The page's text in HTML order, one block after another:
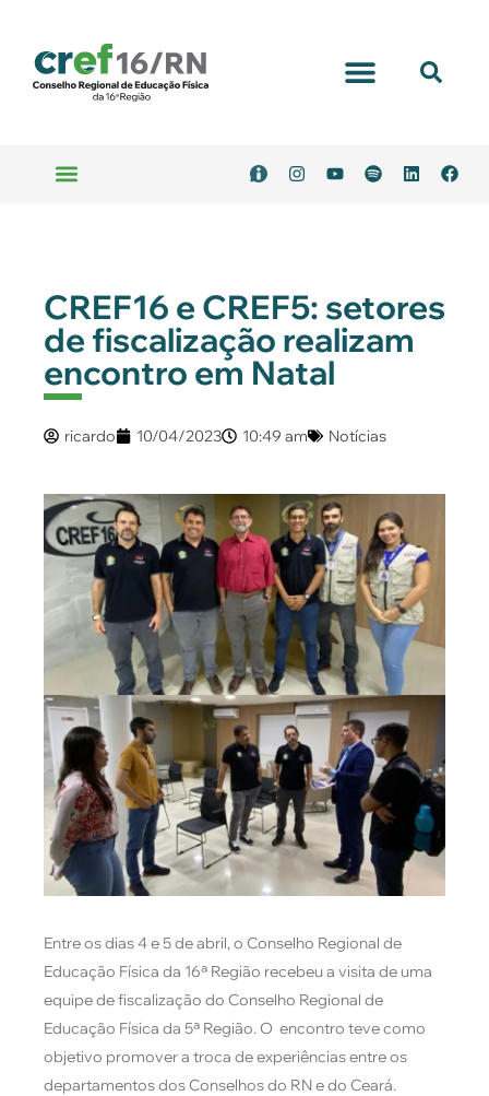
CREF16 e CREF5: setores
de fiscalização realizam
encontro em Natal
ricardo 10/04/2023 10:49 am Notícias
Entre os dias 4 e 5 de abril, o Conselho Regional de
Educação Física da 16ª Região recebeu a visita de uma
equipe de fiscalização do Conselho Regional de
Educação Física da 5ª Região. O encontro teve como
objetivo promover a troca de experiências entre os
departamentos dos Conselhos do RN e do Ceará.